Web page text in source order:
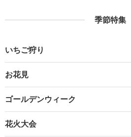
季節特集
いちご狩り
お花見
ゴールデンウィーク
花火大会